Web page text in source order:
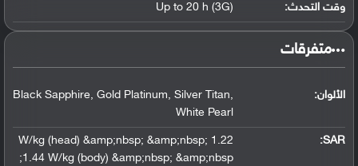
وقت التحدث: Up to 20 h (3G)
‏متفرقات‏
الألوان:
Black Sapphire, Gold Platinum, Silver Titan,
White Pearl
SAR
:
1.22 W/kg (head) &amp;nbsp; &amp;nbsp;
1.44 W/kg (body) &amp;nbsp; &amp;nbsp;